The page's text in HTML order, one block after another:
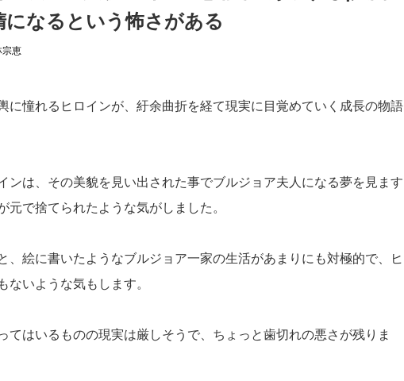
なるという怖さがある
宗恵
に憧れるヒロインが、紆余曲折を経て現実に目覚めていく成長の物語
ンは、その美貌を見い出された事でブルジョア夫人になる夢を見ます
元で捨てられたような気がしました。
、絵に書いたようなブルジョア一家の生活があまりにも対極的で、ヒ
ないような気もします。
てはいるものの現実は厳しそうで、ちょっと歯切れの悪さが残りま